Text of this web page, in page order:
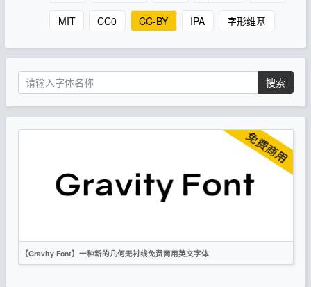
MIT CC0 CC-BY IPA 字形维基
搜索
【Gravity Font】一种新的几何无衬线免费商用英文字体